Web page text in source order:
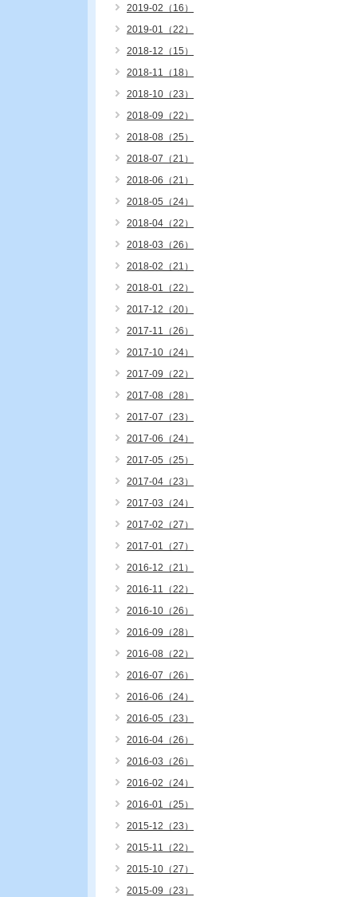
2019-02（16）
2019-01（22）
2018-12（15）
2018-11（18）
2018-10（23）
2018-09（22）
2018-08（25）
2018-07（21）
2018-06（21）
2018-05（24）
2018-04（22）
2018-03（26）
2018-02（21）
2018-01（22）
2017-12（20）
2017-11（26）
2017-10（24）
2017-09（22）
2017-08（28）
2017-07（23）
2017-06（24）
2017-05（25）
2017-04（23）
2017-03（24）
2017-02（27）
2017-01（27）
2016-12（21）
2016-11（22）
2016-10（26）
2016-09（28）
2016-08（22）
2016-07（26）
2016-06（24）
2016-05（23）
2016-04（26）
2016-03（26）
2016-02（24）
2016-01（25）
2015-12（23）
2015-11（22）
2015-10（27）
2015-09（23）